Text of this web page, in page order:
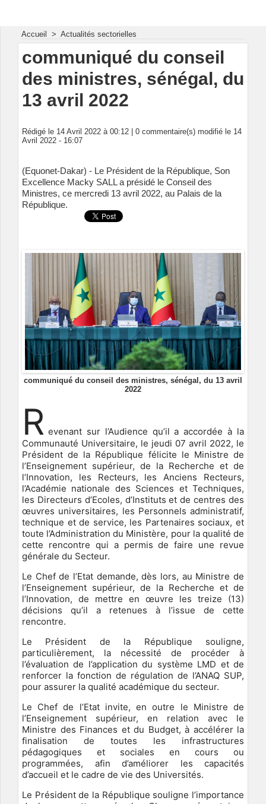
Accueil > Actualités sectorielles
communiqué du conseil
des ministres, sénégal, du
13 avril 2022
Rédigé le 14 Avril 2022 à 00:12 | 0 commentaire(s) modifié le 14
Avril 2022 - 16:07
(Equonet-Dakar) - Le Président de la République, Son
Excellence Macky SALL a présidé le Conseil des
Ministres, ce mercredi 13 avril 2022, au Palais de la
République.
communiqué du conseil des ministres, sénégal, du 13 avril
2022
R evenant sur l’Audience qu’il a accordée à la
Communauté Universitaire, le jeudi 07 avril 2022, le
Président de la République félicite le Ministre de
l’Enseignement supérieur, de la Recherche et de
l’Innovation, les Recteurs, les Anciens Recteurs,
l’Académie nationale des Sciences et Techniques,
les Directeurs d’Ecoles, d’Instituts et de centres des
œuvres universitaires, les Personnels administratif,
technique et de service, les Partenaires sociaux, et
toute l’Administration du Ministère, pour la qualité de
cette rencontre qui a permis de faire une revue
générale du Secteur.
Le Chef de l’Etat demande, dès lors, au Ministre de
l’Enseignement supérieur, de la Recherche et de
l’Innovation, de mettre en œuvre les treize (13)
décisions qu’il a retenues à l’issue de cette
rencontre.
Le Président de la République souligne,
particulièrement, la nécessité de procéder à
l’évaluation de l’application du système LMD et de
renforcer la fonction de régulation de l’ANAQ SUP,
pour assurer la qualité académique du secteur.
Le Chef de l’Etat invite, en outre le Ministre de
l’Enseignement supérieur, en relation avec le
Ministre des Finances et du Budget, à accélérer la
finalisation de toutes les infrastructures
pédagogiques et sociales en cours ou
programmées, afin d’améliorer les capacités
d’accueil et le cadre de vie des Universités.
Le Président de la République souligne l’importance